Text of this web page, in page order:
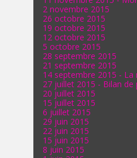
2 novembre 2015
26 octobre 2015
19 octobre 2015
12 octobre 2015
5 octobre 2015
28 septembre 2015
21 septembre 2015
14 septembre 2015 - La
27 juillet 2015 - Bilan de
20 juillet 2015
15 juillet 2015
6 juillet 2015
29 juin 2015
22 juin 2015
15 juin 2015
8 juin 2015